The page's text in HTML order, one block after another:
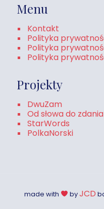
Menu
Kontakt
Polityka
Polityka
Polityka
Projekty
DwuZam
Od słowa do zdania
StarWords
PolkaNorski
made with byJCD